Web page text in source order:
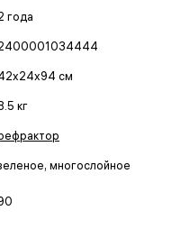
года
см
кг
многослойное